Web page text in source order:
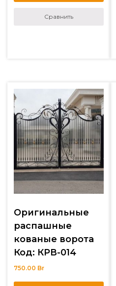
Сравнить
Оригинальные
распашные
кованые ворота
Код: КРВ-014
750.00 Br